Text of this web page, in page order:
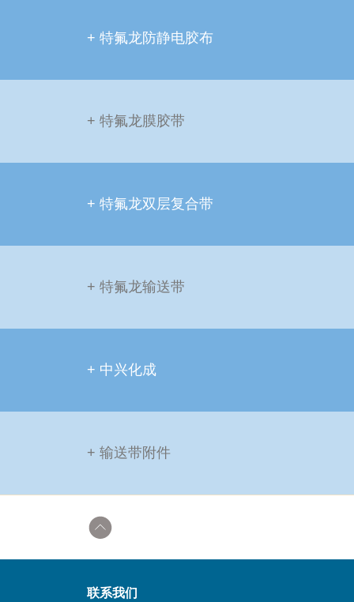
+ 特氟龙防静电胶布
+ 特氟龙膜胶带
+ 特氟龙双层复合带
+ 特氟龙输送带
+ 中兴化成
+ 输送带附件
联系我们